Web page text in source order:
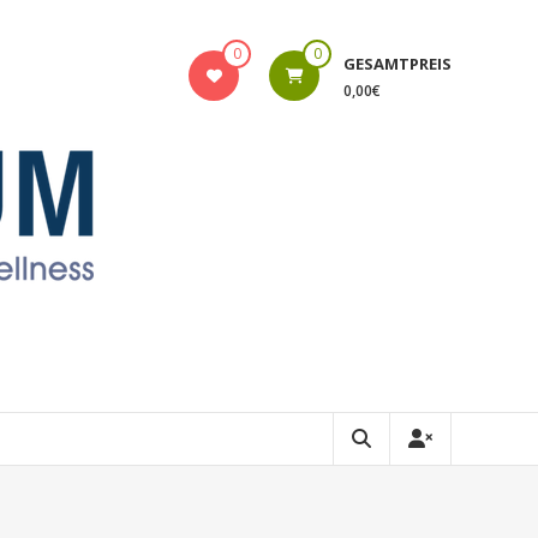
0 0 GESAMTPREIS
0,00€